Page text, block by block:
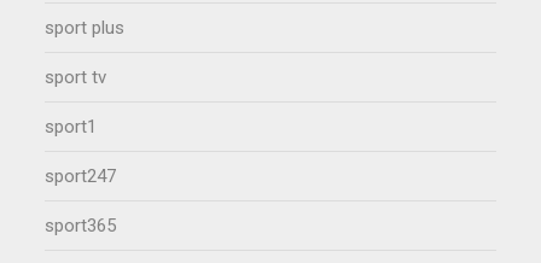
sport plus
sport tv
sport1
sport247
sport365